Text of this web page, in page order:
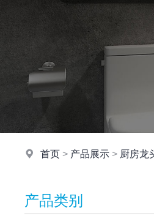
首页 > 产品展示 > 厨房龙
产品类别